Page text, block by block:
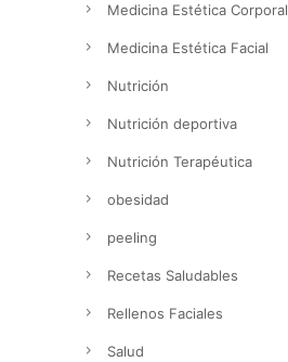
Medicina Estética Corporal
Medicina Estética Facial
Nutrición
Nutrición deportiva
Nutrición Terapéutica
obesidad
peeling
Recetas Saludables
Rellenos Faciales
Salud